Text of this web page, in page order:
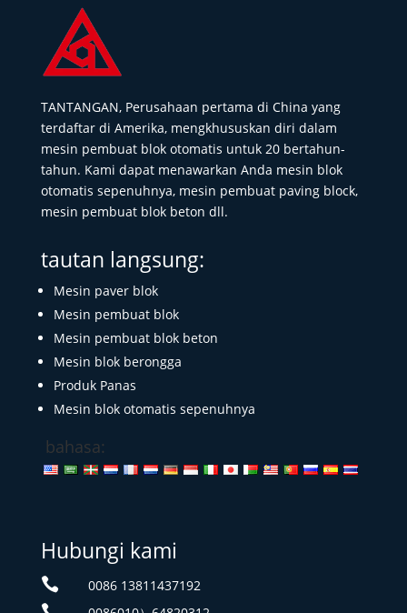
TANTANGAN, Perusahaan pertama di China yang
terdaftar di Amerika, mengkhususkan diri dalam
mesin pembuat blok otomatis untuk 20 bertahun-
tahun. Kami dapat menawarkan Anda mesin blok
otomatis sepenuhnya, mesin pembuat paving block,
mesin pembuat blok beton dll.
tautan langsung:
Mesin paver blok
Mesin pembuat blok
Mesin pembuat blok beton
Mesin blok berongga
Produk Panas
Mesin blok otomatis sepenuhnya
bahasa:
Hubungi kami
 0086 13811437192